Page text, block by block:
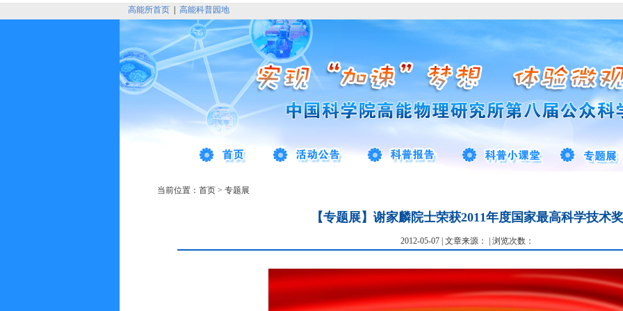
高能所首页 高能科普园地
当前位置： 首页 > 专题展
【专题展】谢家麟院士荣获2011年度国家最高科学技术奖
2012-05-07 | 文章来源： | 浏览次数：